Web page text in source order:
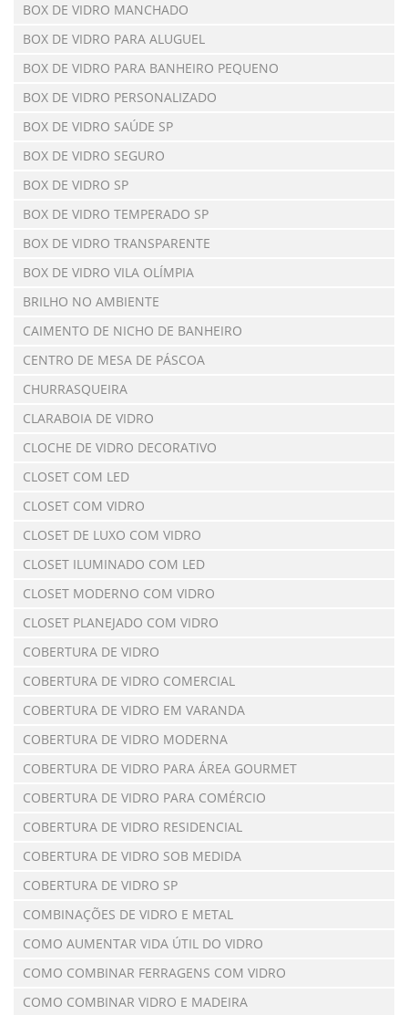
BOX DE VIDRO MANCHADO
BOX DE VIDRO PARA ALUGUEL
BOX DE VIDRO PARA BANHEIRO PEQUENO
BOX DE VIDRO PERSONALIZADO
BOX DE VIDRO SAÚDE SP
BOX DE VIDRO SEGURO
BOX DE VIDRO SP
BOX DE VIDRO TEMPERADO SP
BOX DE VIDRO TRANSPARENTE
BOX DE VIDRO VILA OLÍMPIA
BRILHO NO AMBIENTE
CAIMENTO DE NICHO DE BANHEIRO
CENTRO DE MESA DE PÁSCOA
CHURRASQUEIRA
CLARABOIA DE VIDRO
CLOCHE DE VIDRO DECORATIVO
CLOSET COM LED
CLOSET COM VIDRO
CLOSET DE LUXO COM VIDRO
CLOSET ILUMINADO COM LED
CLOSET MODERNO COM VIDRO
CLOSET PLANEJADO COM VIDRO
COBERTURA DE VIDRO
COBERTURA DE VIDRO COMERCIAL
COBERTURA DE VIDRO EM VARANDA
COBERTURA DE VIDRO MODERNA
COBERTURA DE VIDRO PARA ÁREA GOURMET
COBERTURA DE VIDRO PARA COMÉRCIO
COBERTURA DE VIDRO RESIDENCIAL
COBERTURA DE VIDRO SOB MEDIDA
COBERTURA DE VIDRO SP
COMBINAÇÕES DE VIDRO E METAL
COMO AUMENTAR VIDA ÚTIL DO VIDRO
COMO COMBINAR FERRAGENS COM VIDRO
COMO COMBINAR VIDRO E MADEIRA